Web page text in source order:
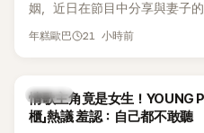
姻，近日在節目中分享與妻子
受兩人世界，沒想到站在飯店
年糕歐巴 21 小時前
K-POP
情歌主角竟是女生！YOUNG
櫃」熱議 羞認：自己都不敢聽